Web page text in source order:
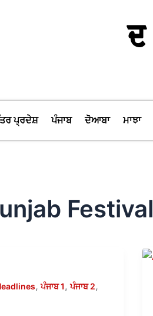
ਪ੍ਰਦੇਸ਼ ਪੰਜਾਬ ਦੋਆਬਾ ਮਾਝਾ
Festival
,ਪੰਜਾਬ 1,ਪੰਜਾਬ 2,